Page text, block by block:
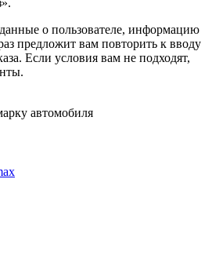
о пользователе, информацию
предложит вам повторить к вводу
Если условия вам не подходят,
автомобиля